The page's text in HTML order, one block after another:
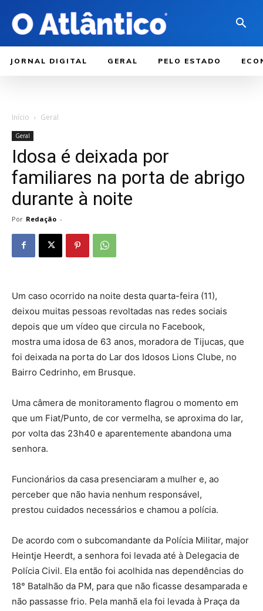
JORNAL DIGITAL GERAL PELO ESTADO
Início Geral
Geral
Idosa é deixada por
familiares na porta de abrigo
durante à noite
Por Redação -
Um caso ocorrido na noite desta quarta-feira (11),
deixou muitas pessoas revoltadas nas redes sociais
depois que um vídeo que circula no Facebook,
mostra uma idosa de 63 anos, moradora de Tijucas, que
foi deixada na porta do Lar dos Idosos Lions Clube, no
Bairro Cedrinho, em Brusque.
Uma câmera de monitoramento flagrou o momento em
que um Fiat/Punto, de cor vermelha, se aproxima do lar,
por volta das 23h40 e aparentemente abandona uma
senhora.
Funcionários da casa presenciaram a mulher e, ao
perceber que não havia nenhum responsável,
prestou cuidados necessários e chamou a polícia.
De acordo com o subcomandante da Polícia Militar, major
Heintje Heerdt, a senhora foi levada até à Delegacia de
Polícia Civil. Ela então foi acolhida nas dependências do
18° Batalhão da PM, para que não ficasse desamparada e
não passasse frio. Pela manhã ela foi levada à Praça da